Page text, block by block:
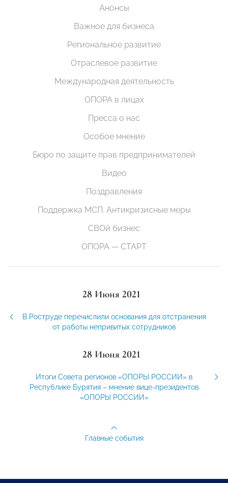
Анонсы
Важное для бизнеса
Региональное развитие
Отраслевое развитие
Международная деятельность
ОПОРА в лицах
Пресса о нас
Особое мнение
Бюро по защите прав предпринимателей
Видео
Поздравления
Поддержка МСП. Антикризисные меры
СВОй бизнес
ОПОРА — СТАРТ
28 Июня 2021
В Роструде перечислили основания для отстранения
от работы непривитых сотрудников
28 Июня 2021
Итоги Совета регионов «ОПОРЫ РОССИИ» в
Республике Бурятия – мнение вице-президентов
«ОПОРЫ РОССИИ»
Главные события